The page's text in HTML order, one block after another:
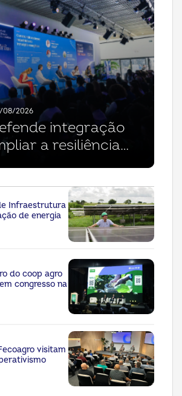
08/2026
integração
a resiliência
Infraestrutura
de energia
do coop agro
congresso na
visitam